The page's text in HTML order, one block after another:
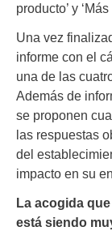
producto’ y
Una vez
informe con el
una de las
Además de
se proponen
las respuestas
del
impacto en su
La acogida
está siendo